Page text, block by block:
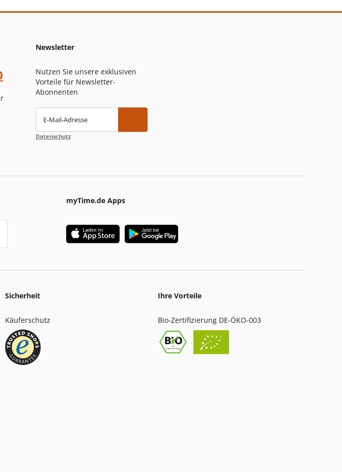
Newsletter
Nutzen Sie unsere exklusiven
Vorteile für Newsletter-
Abonnenten
E-Mail-Adresse
Datenschutz
myTime.de Apps
Sicherheit
Käuferschutz
Ihre Vorteile
Bio-Zertifizierung DE-ÖKO-003